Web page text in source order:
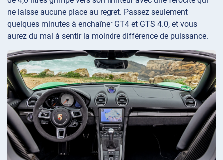
ne laisse aucune place au regret. Passez seulement
quelques minutes à enchaîner GT4 et GTS 4.0, et vous
aurez du mal à sentir la moindre différence de puissance.